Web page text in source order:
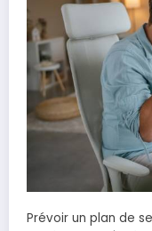
Prévoir un plan de